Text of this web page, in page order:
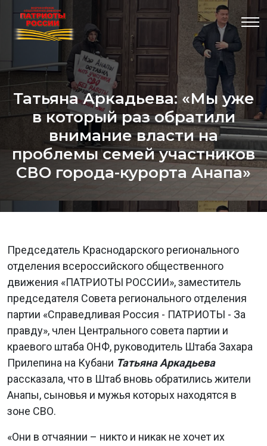
Татьяна Аркадьева: «Мы уже
в который раз обратили
внимание власти на
проблемы семей участников
СВО города-курорта Анапа»
Председатель Краснодарского регионального
отделения всероссийского общественного
движения «ПАТРИОТЫ РОССИИ», заместитель
председателя Совета регионального отделения
партии «Справедливая Россия - ПАТРИОТЫ - За
правду», член Центрального совета партии и
краевого штаба ОНФ, руководитель Штаба Захара
Прилепина на Кубани Татьяна Аркадьева
рассказала, что в Штаб вновь обратились жители
Анапы, сыновья и мужья которых находятся в
зоне СВО.
«Они в отчаянии – никто и никак не хочет их